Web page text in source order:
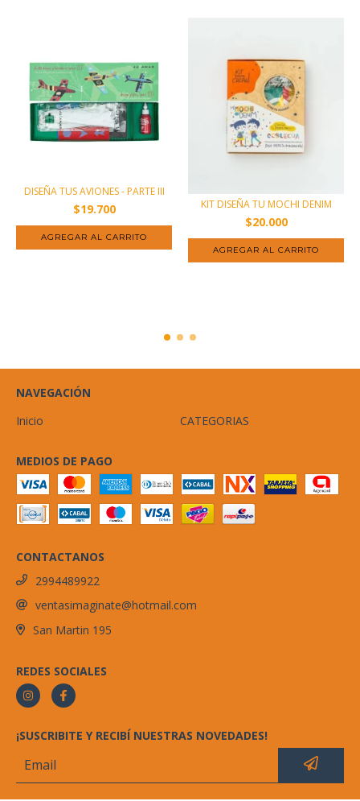
DISEÑA TUS AVIONES - PARTE III
$19.700 KIT DISEÑA TU MOCHI DENIM
$20.000
NAVEGACIÓN
Inicio
CATEGORIAS
MEDIOS DE PAGO
CONTACTANOS
2994489922
ventasimaginate@hotmail.com
San Martin 195
REDES SOCIALES
¡SUSCRIBITE Y RECIBÍ NUESTRAS NOVEDADES!